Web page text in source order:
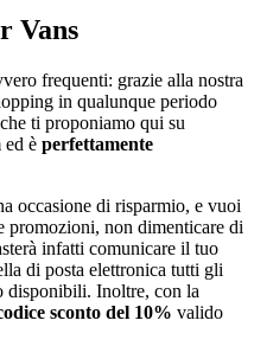
Vans
frequenti: grazie alla nostra
in qualunque periodo
ti proponiamo qui su
ed è perfettamente
occasione di risparmio, e vuoi
promozioni, non dimenticare di
infatti comunicare il tuo
di posta elettronica tutti gli
disponibili. Inoltre, con la
sconto del 10% valido